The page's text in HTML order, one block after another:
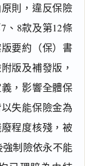
則，違反保險
、8款及第12條
要約（保）書
版及補發版，
，影響全體保
失能保險金為
程度核殘，被
制險依永不能